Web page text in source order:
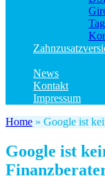
News
Kontakt
Impressum
Home » Google ist
Google ist